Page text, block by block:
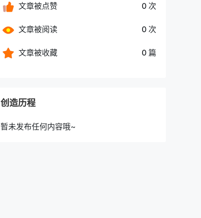
文章被点赞 0 次
文章被阅读 0 次
文章被收藏 0 篇
创造历程
暂未发布任何内容哦~